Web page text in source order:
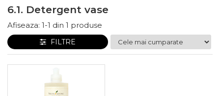
6.1. Detergent vase
Afiseaza: 1-1 din 1 produse
FILTRE